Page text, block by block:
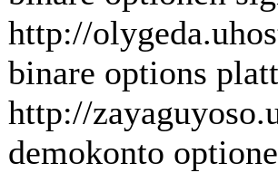
http://
binare options
http://
demokonto